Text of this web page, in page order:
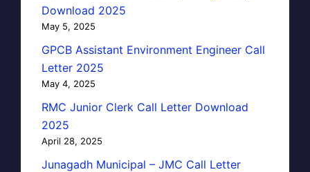
Download 2025
May 5, 2025
GPCB Assistant Environment Engineer Call
Letter 2025
May 4, 2025
RMC Junior Clerk Call Letter Download
2025
April 28, 2025
Junagadh Municipal – JMC Call Letter